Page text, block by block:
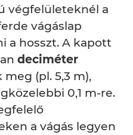
végfelületeknél a
vágáslap
a hosszt. A kapott
deciméter
meg (pl. 5,3 m),
0,1 m-re.
a vágás legyen